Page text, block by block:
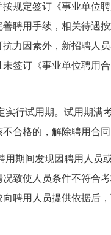
规定签订《事业单位聘
聘用手续，相关待遇
力因素外，新招聘人
未签订《事业单位聘用
实行试用期。试用期满
合格的，解除聘用合同
用期间发现因聘用人员
致使人员条件不符合
聘用人员提供依据后